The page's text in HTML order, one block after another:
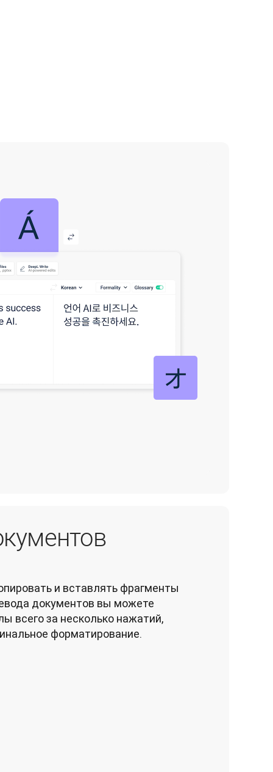
и вставлять фрагменты
документов вы можете
всего за несколько нажатий,
форматирование.